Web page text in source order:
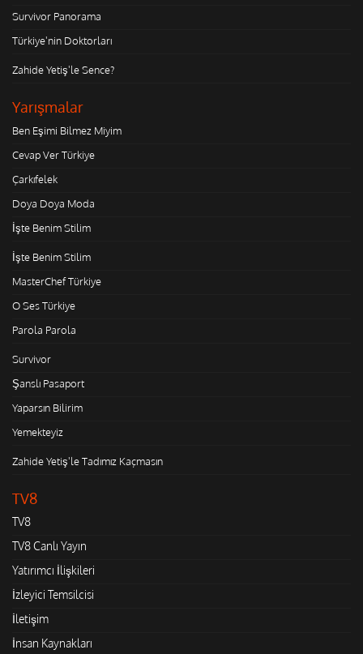
Survivor Panorama
Türkiye'nin Doktorları
Zahide Yetiş'le Sence?
Yarışmalar
Ben Eşimi Bilmez Miyim
Cevap Ver Türkiye
Çarkıfelek
Doya Doya Moda
İşte Benim Stilim
İşte Benim Stilim
MasterChef Türkiye
O Ses Türkiye
Parola Parola
Survivor
Şanslı Pasaport
Yaparsın Bilirim
Yemekteyiz
Zahide Yetiş'le Tadımız Kaçmasın
TV8
TV8
TV8 Canlı Yayın
Yatırımcı İlişkileri
İzleyici Temsilcisi
İletişim
İnsan Kaynakları